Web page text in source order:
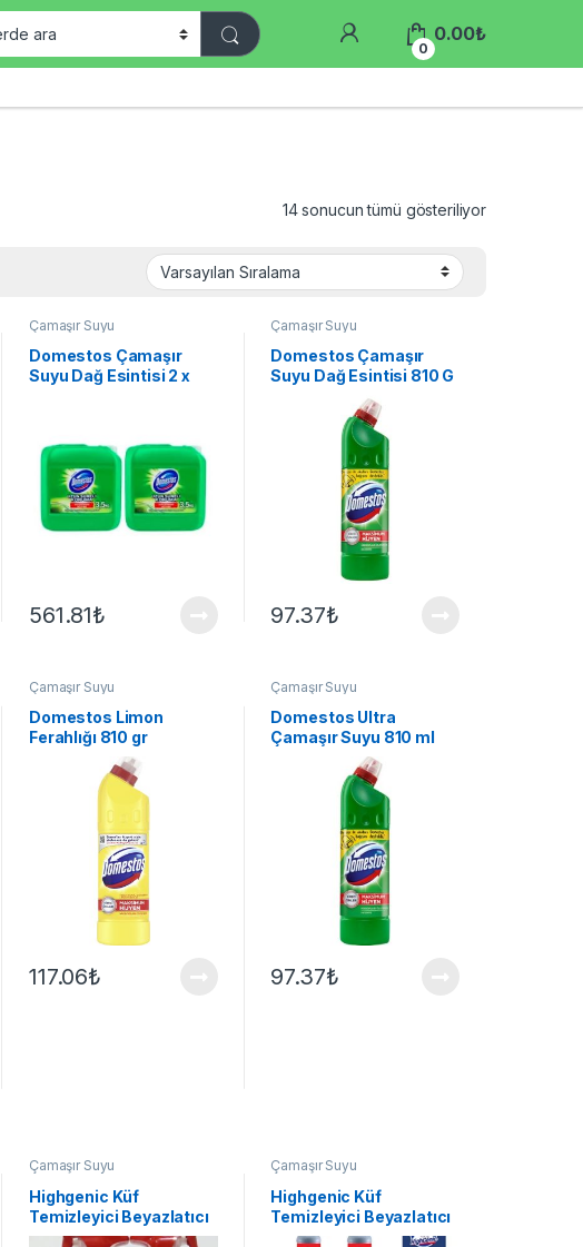
0
0.00₺
14 sonucun tümü gösteriliyor
Çamaşır Suyu
Domestos Çamaşır
Suyu Dağ Esintisi 2 x
561.81₺
Çamaşır Suyu
Domestos Çamaşır
Suyu Dağ Esintisi 810 G
97.37₺
Çamaşır Suyu
Domestos Limon
Ferahlığı 810 gr
117.06₺
Çamaşır Suyu
Domestos Ultra
Çamaşır Suyu 810 ml
97.37₺
Çamaşır Suyu
Highgenic Küf
Temizleyici Beyazlatıcı
2x 500 Ml
Çamaşır Suyu
Highgenic Küf
Temizleyici Beyazlatıcı
500 Ml 4 Adet